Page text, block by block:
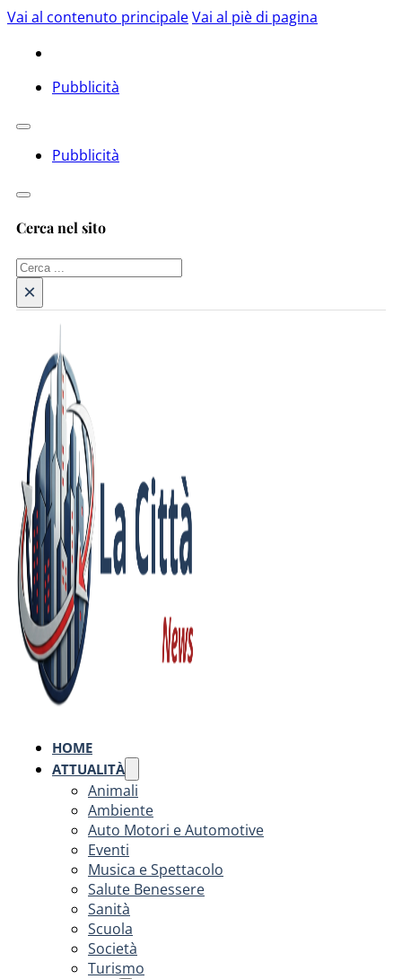
Vai al contenuto principaleVai al piè di pagina
Pubblicità
Pubblicità
Cerca nel sito
Cerca
×
HOME
ATTUALITÀ
Animali
Ambiente
Auto Motori e Automotive
Eventi
Musica e Spettacolo
Salute Benessere
Sanità
Scuola
Società
Turismo